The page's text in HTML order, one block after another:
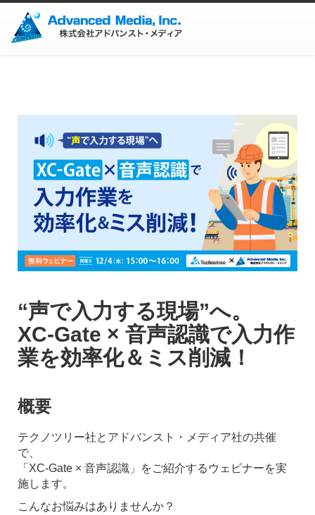
“声で入力する現場”へ。
XC-Gate × 音声認識で入力作
業を効率化＆ミス削減！
概要
テクノツリー社とアドバンスト・メディア社の共催
で、
「XC-Gate × 音声認識」をご紹介するウェビナーを実
施します。
こんなお悩みはありませんか？